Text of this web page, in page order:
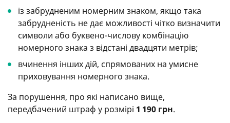
із забрудненим номерним знаком, якщо така
забрудненість не дає можливості чітко визначити
символи або буквено-числову комбінацію
номерного знака з відстані двадцяти метрів;
вчинення інших дій, спрямованих на умисне
приховування номерного знака.
За порушення, про які написано вище,
передбачений штраф у розмірі 1 190 грн.